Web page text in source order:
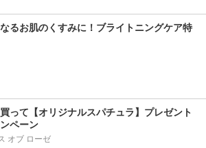
るお肌のくすみに！ブライトニングケア特
って【オリジナルスパチュラ】プレゼント
ペーン
オブ ローゼ